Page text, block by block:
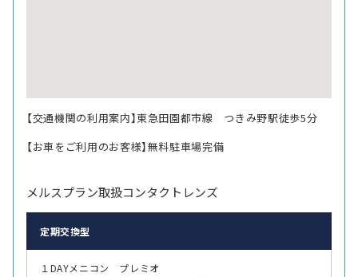
【交通機関の利用案内】東急田園都市線 つきみ野駅徒歩5分
【お車をご利用のお客様】無料駐車場完備
メルスプラン取扱コンタクトレンズ
定期交換型
１DAYメニコン プレミオ